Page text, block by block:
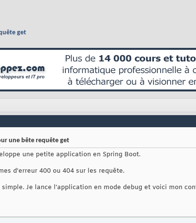
get
une bête requête get
une petite application en Spring Boot.
d'erreur 400 ou 404 sur les requête.
simple. Je lance l'application en mode debug et voici mon